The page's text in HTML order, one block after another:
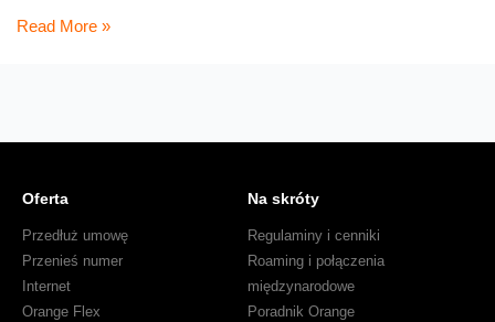
2Read More »
Oferta
Przedłuż umowę
Przenieś numer
Internet
Orange Flex
Na skróty
Regulaminy i cenniki
Roaming i połączenia
międzynarodowe
Poradnik Orange